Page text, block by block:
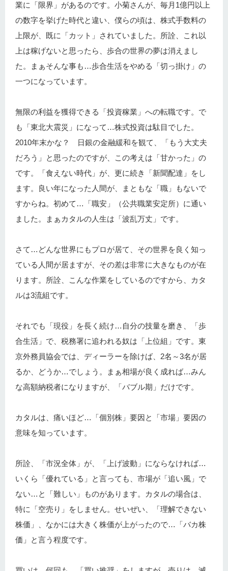
業に「限界」があるのです。小菊さんが、毎月1億円以上
の数字を挙げた時代と違い、僕らの頃は、株式手数料の
上限が、既に「カット」されていました。所詮、これ以
上は稼げないと思ったら、歩合の世界の夢は消えまし
た。まぁそんな事も…歩合生活をやめる「切っ掛け」の
一つになっています。
無限の利益を獲得できる「投資稼業」への転職です。で
も「東北大震災」になって…株式投資は駄目でした。
2010年末かな？ 日銀の金融緩和を観て、「もう大丈夫
だろう」と思ったのですが、この考えは「甘かった」の
です。「食えない時代」が、更に続き「新聞配達」をし
ます。良い年になった人間が、まともな「職」もないで
すからね。初めて…「職安」（公共職業安定所）に通い
ました。まぁカタルの人生は「波乱万丈」です。
さて…どんな世界にもプロが居て、その世界を良く知っ
ている人間が居ますが、その差は非常に大きなものが在
ります。所詮、こんな作業をしているのですから、カタ
ルは3流組です。
それでも「現役」を長く続け…自分の技量を磨き、「歩
合生活」で、税務署に追われる奴は「上位組」です。東
京外務員協会では、ディーラーを除けば、2名～3名が居
るか、どうか…でしょう。まぁ相場が良く成れば…みん
な高額納税者になりますが、「バブル期」だけです。
カタルは、痛いほど…「個別株」要因と「市場」要因の
意味を知っています。
所詮、「市況全体」が、「上げ波動」にならなければ…
いくら「優れている」と言っても、市場が「追い風」で
ない…と「難しい」ものがあります。カタルの場合は、
特に「空売り」をしません。せいぜい、「理解できない
株価」、なかには大きく株価が上がったので…「バカ株
価」と言う程度です。